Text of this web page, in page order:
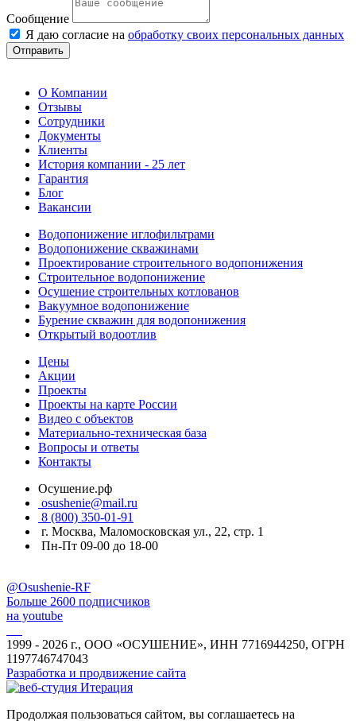
Сообщение
Я даю согласие на обработку своих персональных данных
Отправить
О Компании
Отзывы
Сотрудники
Документы
Клиенты
История компании - 25 лет
Гарантия
Блог
Вакансии
Водопонижение иглофильтрами
Водопонижение скважинами
Проектирование строительного водопонижения
Строительное водопонижение
Осушение строительных котлованов
Вакуумное водопонижение
Бурение скважин для водопонижения
Открытый водоотлив
Цены
Акции
Проекты
Проекты на карте России
Видео с объектов
Материально-техническая база
Вопросы и ответы
Контакты
Осушение.рф
osushenie@mail.ru
8 (800) 350-01-91
г. Москва, Маломосковская ул., 22, стр. 1
Пн-Пт 09-00 до 18-00
@Osushenie-RF
Больше 2600 подписчиков
на youtube
1999 - 2026 г., ООО «ОСУШЕНИЕ», ИНН 7716944250, ОГРН
1197746747043
Разработка и продвижение сайта
Продолжая пользоваться сайтом, вы соглашаетесь на